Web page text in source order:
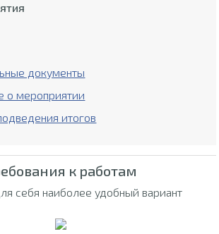
документы
о мероприятии
итогов
к работам
себя наиболее удобный вариант